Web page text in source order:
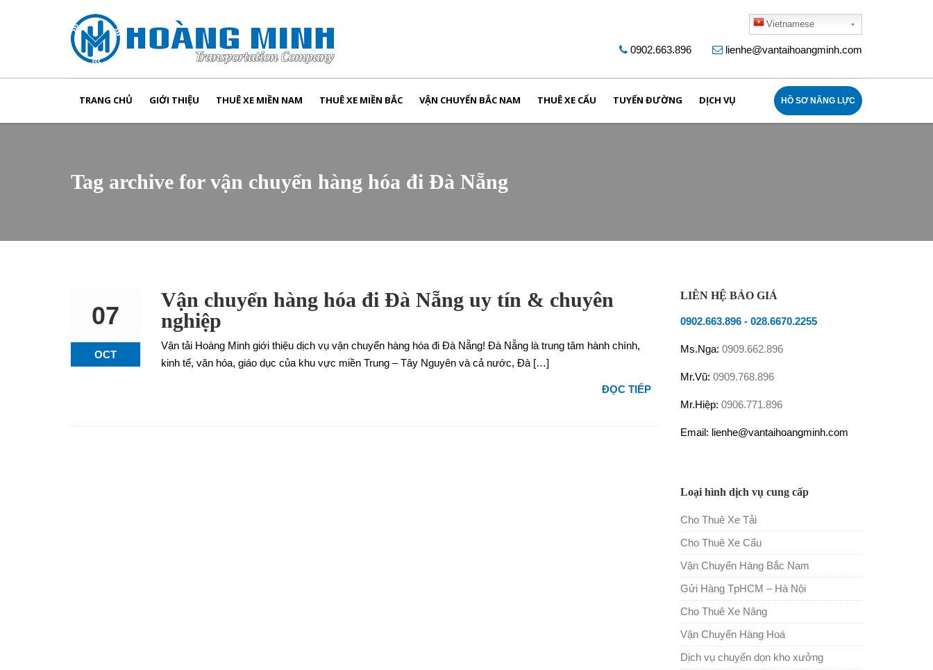
Vietnamese
0902.663.896 lienhe@vantaihoangminh.com
TRANG CHỦ GIỚI THIỆU THUÊ XE MIỀN NAM THUÊ XE MIỀN BẮC VẬN CHUYỂN BẮC NAM THUÊ XE CẨU TUYẾN ĐƯỜNG DỊCH VỤ HỒ SƠ NĂNG LỰC
Tag archive for vận chuyển hàng hóa đi Đà Nẵng
07
OCT
Vận chuyển hàng hóa đi Đà Nẵng uy tín & chuyên
nghiệp
Vận tải Hoàng Minh giới thiệu dịch vụ vận chuyển hàng hóa đi Đà Nẵng! Đà Nẵng là trung tâm hành chính,
kinh tế, văn hóa, giáo dục của khu vực miền Trung – Tây Nguyên và cả nước, Đà […]
ĐỌC TIẾP
LIÊN HỆ BÁO GIÁ
0902.663.896- 028.6670.2255
Ms.Nga: 0909.662.896
Mr.Vũ: 0909.768.896
Mr.Hiệp: 0906.771.896
Email: lienhe@vantaihoangminh.com
Loại hình dịch vụ cung cấp
Cho Thuê Xe Tải
Cho Thuê Xe Cẩu
Vận Chuyển Hàng Bắc Nam
Gửi Hàng TpHCM – Hà Nội
Cho Thuê Xe Nâng
Vận Chuyển Hàng Hoá
Dịch vụ chuyển dọn kho xưởng